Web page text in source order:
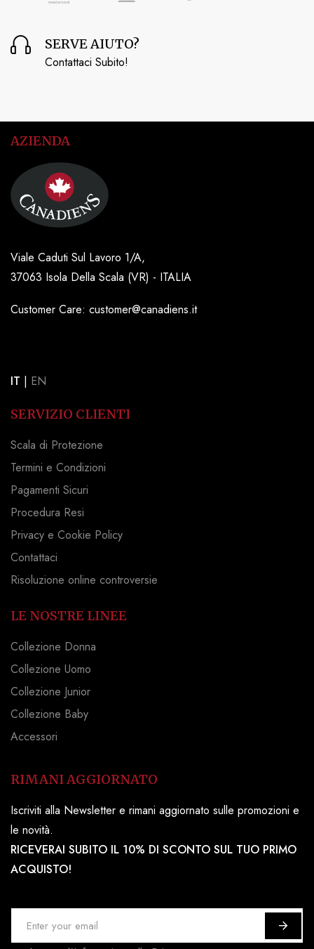
SERVE AIUTO?
Contattaci Subito!
AZIENDA
Viale Caduti Sul Lavoro 1/A,
37063 Isola Della Scala (VR) - ITALIA
Customer Care: customer@canadiens.it
IT | EN
SERVIZIO CLIENTI
Scala di Protezione
Termini e Condizioni
Pagamenti Sicuri
Procedura Resi
Privacy e Cookie Policy
Contattaci
Risoluzione online controversie
LE NOSTRE LINEE
Collezione Donna
Collezione Uomo
Collezione Junior
Collezione Baby
Accessori
RIMANI AGGIORNATO
Iscriviti alla Newsletter e rimani aggiornato sulle promozioni e
le novità.
RICEVERAI SUBITO IL 10% DI SCONTO SUL TUO PRIMO
ACQUISTO!